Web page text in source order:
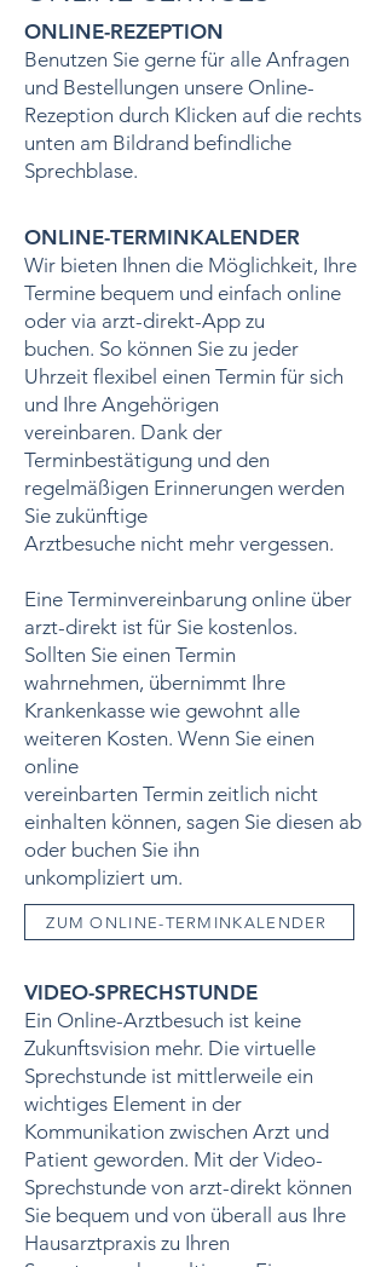
ONLINE-REZEPTION
Benutzen Sie gerne für alle Anfragen
und Bestellungen unsere Online-
Rezeption durch Klicken auf die rechts
unten am Bildrand befindliche
Sprechblase.
ONLINE-TERMINKALENDER
Wir bieten Ihnen die Möglichkeit, Ihre
Termine bequem und einfach online
oder via arzt-direkt-App zu
buchen. So können Sie zu jeder
Uhrzeit flexibel einen Termin für sich
und Ihre Angehörigen
vereinbaren. Dank der
Terminbestätigung und den
regelmäßigen Erinnerungen werden
Sie zukünftige
Arztbesuche nicht mehr vergessen.
Eine Terminvereinbarung online über
arzt-direkt ist für Sie kostenlos.
Sollten Sie einen Termin
wahrnehmen, übernimmt Ihre
Krankenkasse wie gewohnt alle
weiteren Kosten. Wenn Sie einen
online
vereinbarten Termin zeitlich nicht
einhalten können, sagen Sie diesen ab
oder buchen Sie ihn
unkompliziert um.
ZUM ONLINE-TERMINKALENDER
VIDEO-SPRECHSTUNDE
Ein Online-Arztbesuch ist keine
Zukunftsvision mehr. Die virtuelle
Sprechstunde ist mittlerweile ein
wichtiges Element in der
Kommunikation zwischen Arzt und
Patient geworden. Mit der Video-
Sprechstunde von arzt-direkt können
Sie bequem und von überall aus Ihre
Hausarztpraxis zu Ihren